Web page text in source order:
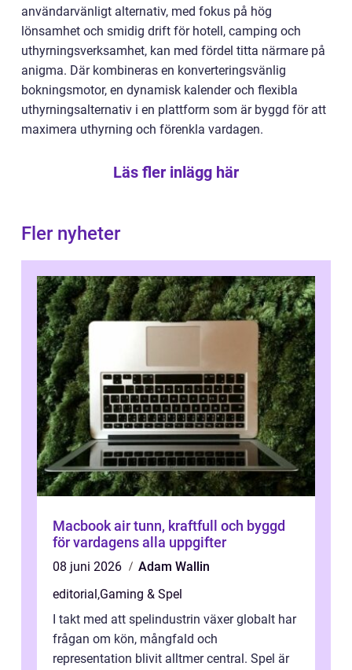
användarvänligt alternativ, med fokus på hög
lönsamhet och smidig drift för hotell, camping och
uthyrningsverksamhet, kan med fördel titta närmare på
anigma. Där kombineras en konverteringsvänlig
bokningsmotor, en dynamisk kalender och flexibla
uthyrningsalternativ i en plattform som är byggd för att
maximera uthyrning och förenkla vardagen.
Läs fler inlägg här
Fler nyheter
Macbook air tunn, kraftfull och byggd
för vardagens alla uppgifter
08 juni 2026
Adam Wallin
editorial,Gaming & Spel
I takt med att spelindustrin växer globalt har
frågan om kön, mångfald och
representation blivit alltmer central. Spel är